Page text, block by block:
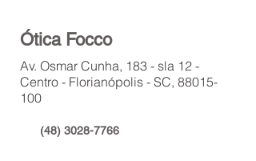
Ótica Focco
Av. Osmar Cunha, 183 - sla 12 -
Centro - Florianópolis - SC, 88015-
100
(48) 3028-7766